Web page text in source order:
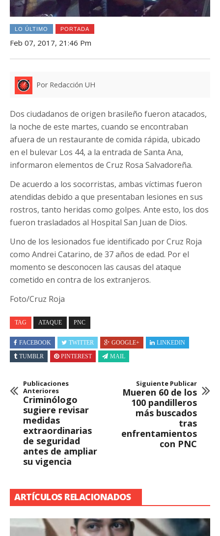
LO ÚLTIMO PORTADA
Feb 07, 2017, 21:46 Pm
Por Redacción UH
Dos ciudadanos de origen brasileño fueron atacados,
la noche de este martes, cuando se encontraban
afuera de un restaurante de comida rápida, ubicado
en el bulevar Los 44, a la entrada de Santa Ana,
informaron elementos de Cruz Rosa Salvadoreña.
De acuerdo a los socorristas, ambas víctimas fueron
atendidas debido a que presentaban lesiones en sus
rostros, tanto heridas como golpes. Ante esto, los dos
fueron trasladados al Hospital San Juan de Dios.
Uno de los lesionados fue identificado por Cruz Roja
como Andrei Catarino, de 37 años de edad. Por el
momento se desconocen las causas del ataque
cometido en contra de los extranjeros.
Foto/Cruz Roja
TAG ATAQUE PNC
FACEBOOK TWITTER GOOGLE+
LINKEDIN
TUMBLR
PINTEREST MAIL
Publicaciones
Anteriores
Criminólogo
sugiere revisar
medidas
extraordinarias
de seguridad
antes de ampliar
su vigencia
Siguiente Publicar
Mueren 60 de los
100 pandilleros
más buscados
tras
enfrentamientos
con PNC
ARTÍCULOS RELACIONADOS